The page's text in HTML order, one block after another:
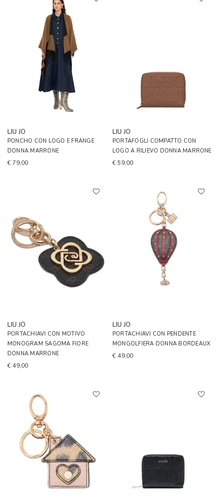
LIU JO
PONCHO CON LOGO E FRANGE
DONNA MARRONE
€ 79,00
LIU JO
PORTAFOGLI COMPATTO CON
LOGO A RILIEVO DONNA MARRONE
€ 59,00
LIU JO
PORTACHIAVI CON MOTIVO
MONOGRAM SAGOMA FIORE
DONNA MARRONE
€ 49,00
LIU JO
PORTACHIAVI CON PENDENTE
MONGOLFIERA DONNA BORDEAUX
€ 49,00